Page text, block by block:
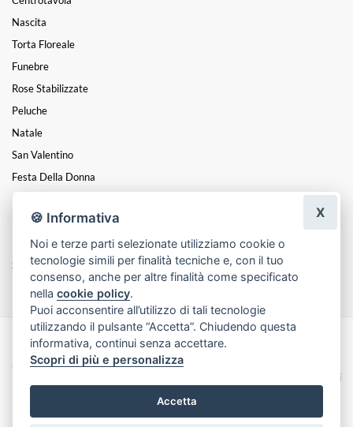
Nascita
Torta Floreale
Funebre
Rose Stabilizzate
Peluche
Natale
San Valentino
Festa Della Donna
Festa Del Papà
Festa Della Mamma
Diplomi
Saggi Di Danza
Made with byInfoser.it- Realizzazione Siti ecommerce per Fioristi
2026
Termini e Condizioni
🍪 Informativa
Noi e terze parti selezionate utilizziamo cookie o
tecnologie simili per finalità tecniche e, con il tuo
consenso, anche per altre finalità come specificato
nellacookie policy.
Puoi acconsentire all’utilizzo di tali tecnologie
utilizzando il pulsante “Accetta”. Chiudendo questa
informativa, continui senza accettare.
Scopri di più e personalizza
Accetta
X